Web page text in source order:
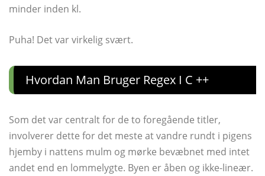
minder inden kl.
Puha! Det var virkelig svært.
Hvordan Man Bruger Regex I C ++
Som det var centralt for de to foregående titler,
involverer dette for det meste at vandre rundt i pigens
hjemby i nattens mulm og mørke bevæbnet med intet
andet end en lommelygte. Byen er åben og ikke-lineær.